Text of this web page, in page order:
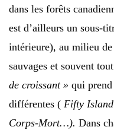
dans les forêts
est d’ailleurs un sous-
intérieure), au milieu de
sauvages et souvent
de croissant » qui
différentes ( Fifty
Corps-Mort…). Dans